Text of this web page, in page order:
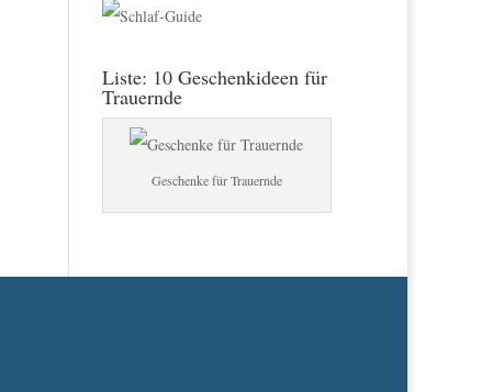
Liste: 10 Geschenkideen für
Trauernde
Geschenke für Trauernde